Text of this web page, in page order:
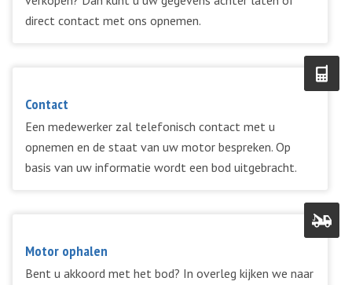
direct contact met ons opnemen.
Contact
Een medewerker zal telefonisch contact met u
opnemen en de staat van uw motor bespreken. Op
basis van uw informatie wordt een bod uitgebracht.
Motor ophalen
Bent u akkoord met het bod? In overleg kijken we naar